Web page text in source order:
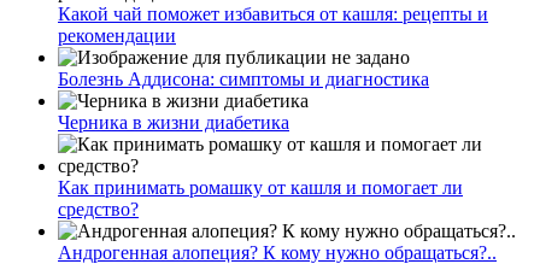
Какой чай поможет избавиться от кашля: рецепты и
рекомендации
Болезнь Аддисона: симптомы и диагностика
Черника в жизни диабетика
Как принимать ромашку от кашля и помогает ли
средство?
Андрогенная алопеция? К кому нужно обращаться?..